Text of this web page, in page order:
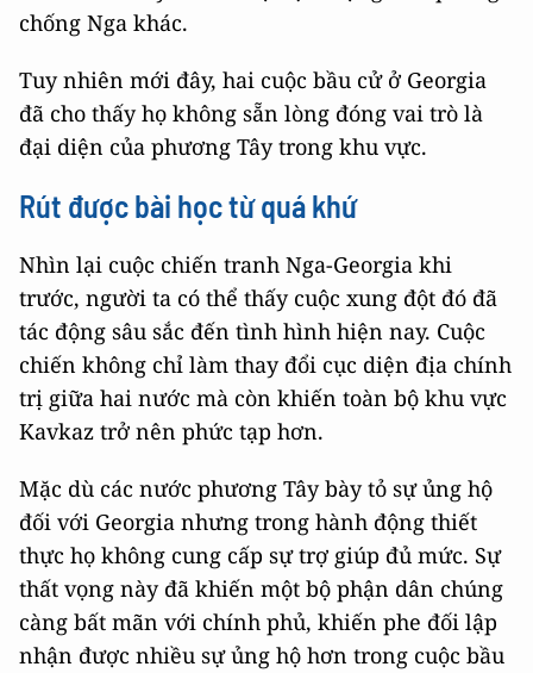
biến nước này thành một lực lượng tiên phong
Tuy nhiên mới đây, hai cuộc bầu cử ở Georgia
đã cho thấy họ không sẵn lòng đóng vai trò là
Nhìn lại cuộc chiến tranh Nga-Georgia khi
trước, người ta có thể thấy cuộc xung đột đó đã
tác động sâu sắc đến tình hình hiện nay. Cuộc
chiến không chỉ làm thay đổi cục diện địa chính
trị giữa hai nước mà còn khiến toàn bộ khu vực
Mặc dù các nước phương Tây bày tỏ sự ủng hộ
đối với Georgia nhưng trong hành động thiết
thực họ không cung cấp sự trợ giúp đủ mức. Sự
thất vọng này đã khiến một bộ phận dân chúng
càng bất mãn với chính phủ, khiến phe đối lập